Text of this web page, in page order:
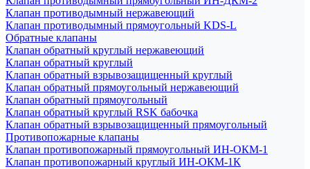
Клапан противодымный нержавеющий
Клапан противодымный прямоугольный KDS-L
Обратные клапаны
Клапан обратный круглый нержавеющий
Клапан обратный круглый
Клапан обратный взрывозащищенный круглый
Клапан обратный прямоугольный нержавеющий
Клапан обратный прямоугольный
Клапан обратный круглый RSK бабочка
Клапан обратный взрывозащищенный прямоугольный
Противопожарные клапаны
Клапан противопожарный прямоугольный ИН-ОКМ-1
Клапан противопожарный круглый ИН-ОКМ-1К